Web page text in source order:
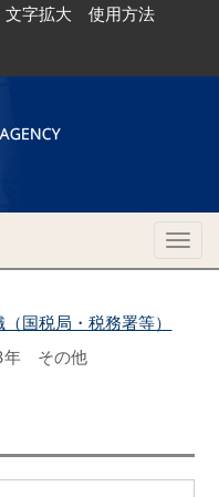
文字拡大 使用方法
（国税局・税務署等）
年 その他